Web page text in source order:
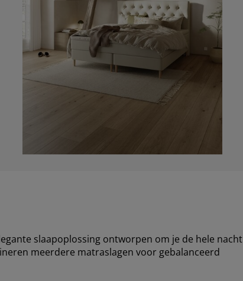
slaapoplossing ontworpen om je de hele nacht
meerdere matraslagen voor gebalanceerd